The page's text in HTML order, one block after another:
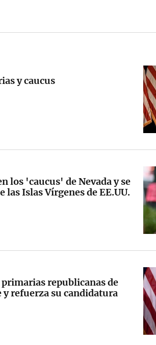
y caucus
los 'caucus' de Nevada y se
las Islas Vírgenes de EE.UU.
republicanas de
y refuerza su candidatura